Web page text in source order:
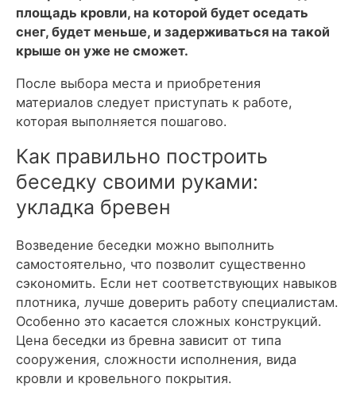
площадь кровли, на которой будет оседать
снег, будет меньше, и задерживаться на такой
крыше он уже не сможет.
После выбора места и приобретения
материалов следует приступать к работе,
которая выполняется пошагово.
Как правильно построить
беседку своими руками:
укладка бревен
Возведение беседки можно выполнить
самостоятельно, что позволит существенно
сэкономить. Если нет соответствующих навыков
плотника, лучше доверить работу специалистам.
Особенно это касается сложных конструкций.
Цена беседки из бревна зависит от типа
сооружения, сложности исполнения, вида
кровли и кровельного покрытия.